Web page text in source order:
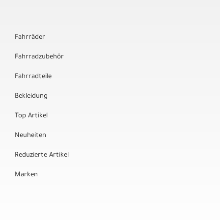
Fahrräder
Fahrradzubehör
Fahrradteile
Bekleidung
Top Artikel
Neuheiten
Reduzierte Artikel
Marken